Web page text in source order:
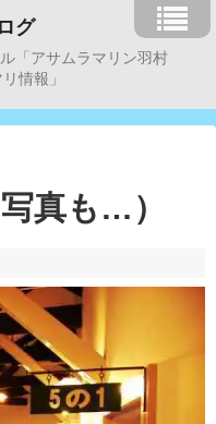
グ
「アサムラマリン羽村
情報」
真も…）